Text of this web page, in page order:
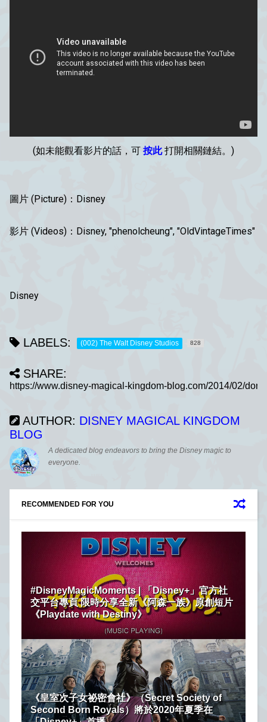
(如未能觀看影片的話，可 按此打開相關鏈結。)
圖片 (Picture)：Disney
影片 (Videos)：Disney, "phenolcheung", "OldVintageTimes"
Disney
LABELS: (002) The Walt Disney Studios 828
SHARE:
AUTHOR: DISNEY MAGICAL KINGDOM
BLOG
A dedicated blog endeavors to bring the Disney magic to
everyone.
RECOMMENDED FOR YOU
#DisneyMagicMoments | 「Disney+」官方社
交平台專頁 限時分享全新《阿森一族》原創短片
《Playdate with Destiny》
《皇室次子女祕密會社》（Secret Society of
Second Born Royals）將於2020年夏季在